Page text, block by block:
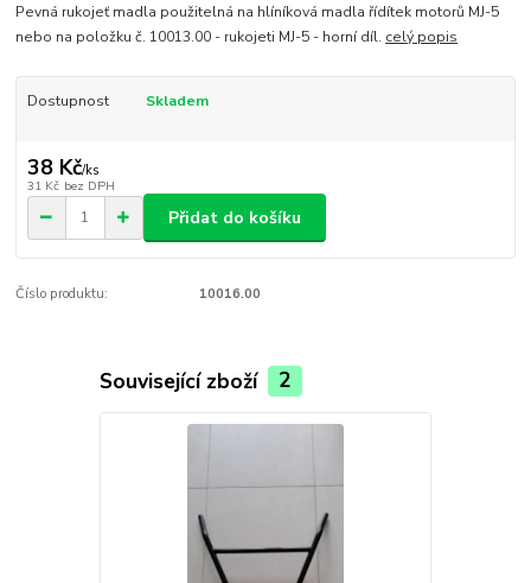
Pevná rukojeť madla použitelná na hlíníková madla řídítek motorů MJ-5
nebo na položku č. 10013.00 - rukojeti MJ-5 - horní díl. celý popis
Dostupnost Skladem
38 Kč/ks
31 Kč bez DPH
Přidat do košíku
Číslo produktu: 10016.00
Související zboží 2